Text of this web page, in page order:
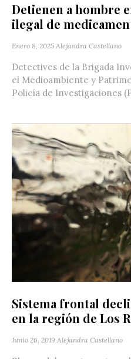
Detienen a hombre
ilegal de
Enero 8, 2025 Alejandra Castellano
Detectives de la Brigada
el Medioambiente y
Policía de Investigaciones
Sistema frontal
en la región de Los
Junio 26, 2019 Alejandra Castellano